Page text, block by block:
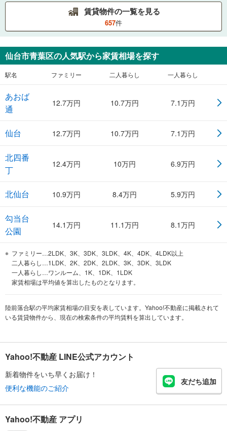
賃貸物件の一覧を見る
657件
仙台市青葉区の人気駅から家賃相場を探す
駅名 ファミリー 二人暮らし 一人暮らし
あおば
通
12.7万円 10.7万円 7.1万円
仙台 12.7万円 10.7万円 7.1万円
北四番
丁
12.4万円 10万円 6.9万円
北仙台 10.9万円 8.4万円 5.9万円
勾当台
公園
14.1万円 11.1万円 8.1万円
ファミリー…2LDK、3K、3DK、3LDK、4K、4DK、4LDK以上
二人暮らし…1LDK、2K、2DK、2LDK、3K、3DK、3LDK
一人暮らし…ワンルーム、1K、1DK、1LDK
家賃相場は平均値を算出したものとなります。
陸前落合駅の平均家賃相場の目安を表しています。Yahoo!不動産に掲載されて
いる賃貸物件から、現在の検索条件の平均賃料を算出しています。
Yahoo!不動産 LINE公式アカウント
新着物件をいち早くお届け！
便利な機能のご紹介
友だち追加
Yahoo!不動産 アプリ